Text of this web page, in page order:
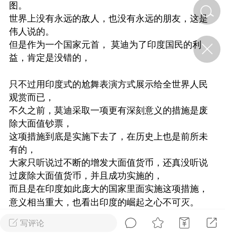
特急预警】关
节返乡期间“闪
急提示
如何购买【理肺清瘟膏】
小海（HAi） 2
容平，顺时收
时精气
0
谷气行、营卫通：内经视角
写评论
图。
世界上没有永远的敌人，也没有永远的朋友，这是
伟人说的。
但是作为一个国家元首， 莫迪为了印度国民的利
益，肯定是没错的，
只不过用印度式的尬舞表演方式展示给全世界人民
观赏而已，
不久之前，莫迪采取一项更有深刻意义的措施是废
除大面值钞票，
这项措施到底是实施下去了，在历史上也是前所未
有的，
大家只听说过不断的增发大面值货币，还真没听说
过废除大面值货币，并且成功实施的，
而且是在印度如此庞大的国家里面实施这项措施，
意义相当重大，也看出印度的崛起之心不可灭。
反观，大家对发行大面值钞票的事情，就比较熟悉